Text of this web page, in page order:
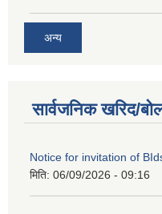
अन्य
सार्वजनिक खरिद/
Notice for invitation of
मिति: 06/09/2026 - 09:16